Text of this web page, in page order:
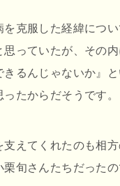
を克服した経緯につ
っていたが、その内
きるんじゃないか』
たからだそうです。
えてくれたのも相方
旬さんたちだったの